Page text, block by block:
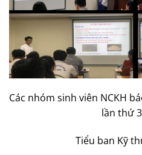
Các nhóm sinh viên NCKH
lần
Tiểu ban Kỹ